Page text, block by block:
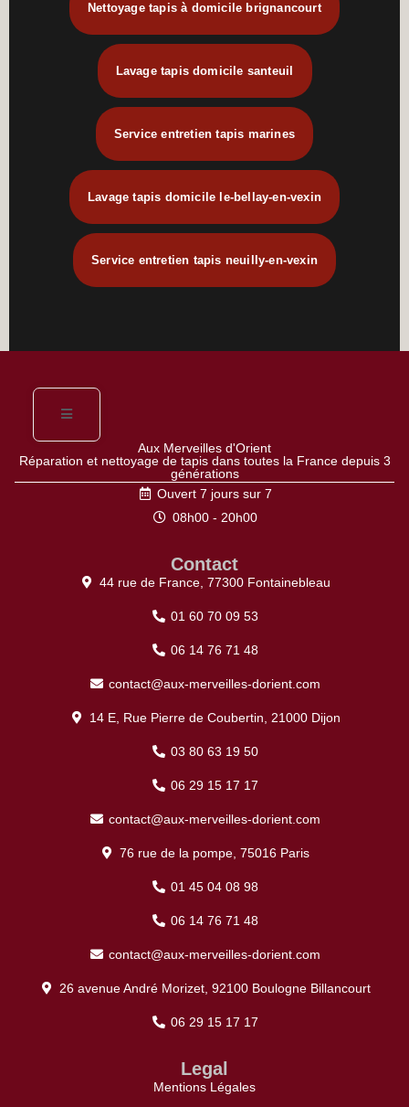
Nettoyage tapis à domicile brignancourt
Lavage tapis domicile santeuil
Service entretien tapis marines
Lavage tapis domicile le-bellay-en-vexin
Service entretien tapis neuilly-en-vexin
Aux Merveilles d'Orient
Réparation et nettoyage de tapis dans toutes la France depuis 3
générations
Ouvert 7 jours sur 7
08h00 - 20h00
Contact
44 rue de France, 77300 Fontainebleau
01 60 70 09 53
06 14 76 71 48
contact@aux-merveilles-dorient.com
14 E, Rue Pierre de Coubertin, 21000 Dijon
03 80 63 19 50
06 29 15 17 17
contact@aux-merveilles-dorient.com
76 rue de la pompe, 75016 Paris
01 45 04 08 98
06 14 76 71 48
contact@aux-merveilles-dorient.com
26 avenue André Morizet, 92100 Boulogne Billancourt
06 29 15 17 17
Legal
Mentions Légales